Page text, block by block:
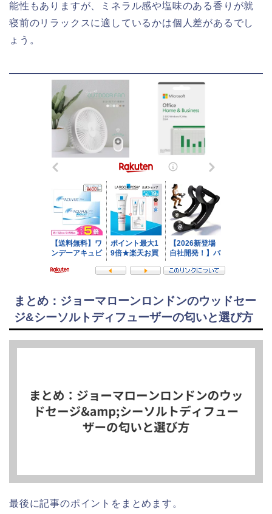
能性もありますが、ミネラル感や塩味のある香りが就
寝前のリラックスに適しているかは個人差があるでし
ょう。
まとめ：ジョーマローンロンドンのウッドセー
ジ&シーソルトディフューザーの匂いと選び方
最後に記事のポイントをまとめます。